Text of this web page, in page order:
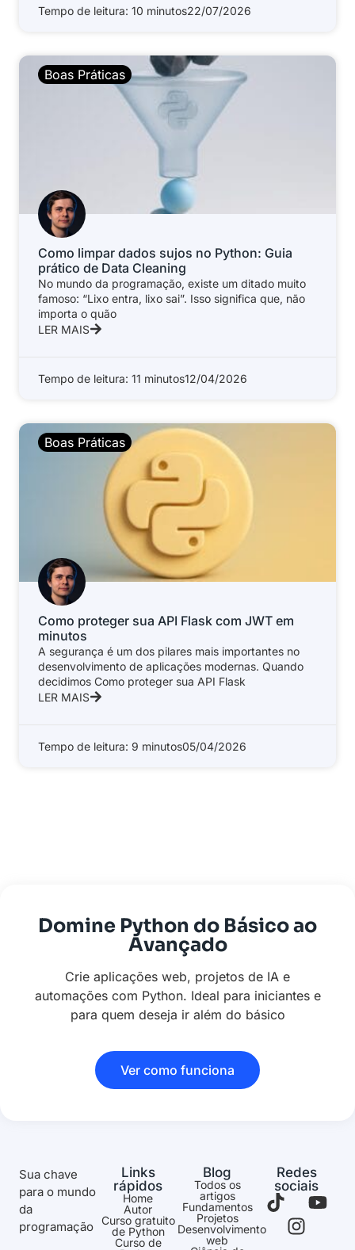
Tempo de leitura: 10 minutos22/07/2026
Boas Práticas
Como limpar dados sujos no Python: Guia
prático de Data Cleaning
No mundo da programação, existe um ditado muito
famoso: “Lixo entra, lixo sai”. Isso significa que, não
importa o quão
LER MAIS
Tempo de leitura: 11 minutos12/04/2026
Boas Práticas
Como proteger sua API Flask com JWT em
minutos
A segurança é um dos pilares mais importantes no
desenvolvimento de aplicações modernas. Quando
decidimos Como proteger sua API Flask
LER MAIS
Tempo de leitura: 9 minutos05/04/2026
Domine Python do Básico ao
Avançado
Crie aplicações web, projetos de IA e
automações com Python. Ideal para iniciantes e
para quem deseja ir além do básico
Ver como funciona
Sua chave
para o mundo
da
programação
Links
rápidos
Home
Autor
Curso gratuito
de Python
Curso de
Blog
Todos os
artigos
Fundamentos
Projetos
Desenvolvimento
web
Redes
sociais